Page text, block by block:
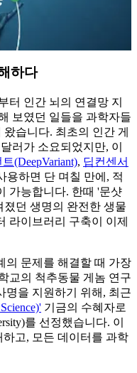
하다
터 인간 뇌의 연결망 지
보였던 일들을 과학자들
습니다. 최초의 인간 게
러가 소요되었지만, 이
(DeepVariant), 딥컨센서
용하면 단 며칠 만에, 적
가능합니다. 한때 '문샷
졌던 생명의 완전한 생물
라이브러리 구축이 이제
의 문제를 해결할 때 가장
교의 척추동물 게놈 연구
명을 지원하기 위해, 최근
기금의 수혜자로
를 선정했습니다. 이
고, 모든 데이터를 과학